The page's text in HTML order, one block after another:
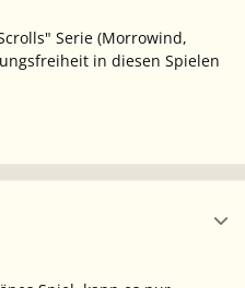
Serie (Morrowind,
in diesen Spielen